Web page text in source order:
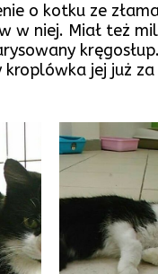
o kotku ze
w niej. Miał też
jej już